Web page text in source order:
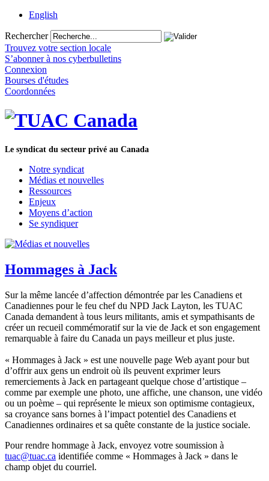
English
Rechercher
Trouvez votre section locale
S’abonner à nos cyberbulletins
Connexion
Bourses d'études
Coordonnées
Le syndicat du secteur privé au Canada
Notre syndicat
Médias et nouvelles
Ressources
Enjeux
Moyens d’action
Se syndiquer
Hommages à Jack
Sur la même lancée d’affection démontrée par les Canadiens et
Canadiennes pour le feu chef du NPD Jack Layton, les TUAC
Canada demandent à tous leurs militants, amis et sympathisants de
créerun recueil commémoratif surla vie de Jack et son engagement
remarquable à faire du Canada un pays meilleuret plus juste.
« Hommages à Jack » est une nouvelle page Web ayant pour but
d’offriraux gens un endroit où ils peuvent exprimer leurs
remerciements à Jack en partageant quelque chose d’artistique –
comme parexemple une photo, une affiche, une chanson, une vidéo
ou un poème – qui représente le mieux son optimisme contagieux,
sa croyance sans bornes à l’impact potentiel des Canadiens et
Canadiennes ordinaires et sa quête constante de la justice sociale.
Pourrendre hommage à Jack, envoyez votre soumission à
tuac@tuac.ca identifiée comme « Hommages à Jack » dans le
champ objet du courriel.